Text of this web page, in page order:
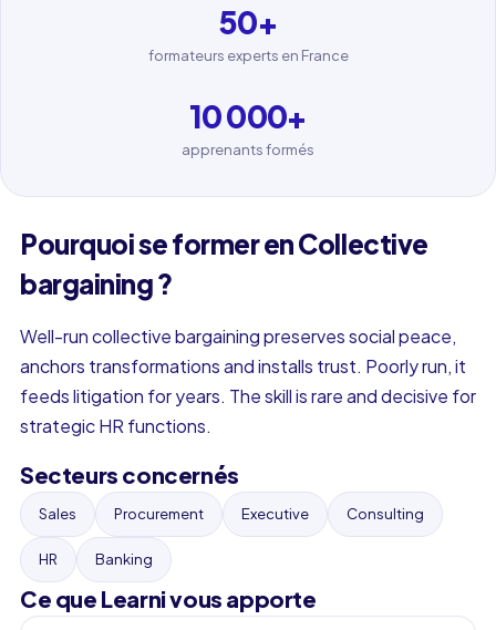
50+
formateurs experts en France
10 000+
apprenants formés
Pourquoi se former en Collective
bargaining ?
Well-run collective bargaining preserves social peace,
anchors transformations and installs trust. Poorly run, it
feeds litigation for years. The skill is rare and decisive for
strategic HR functions.
Secteurs concernés
Sales Procurement Executive Consulting
HR Banking
Ce que Learni vous apporte